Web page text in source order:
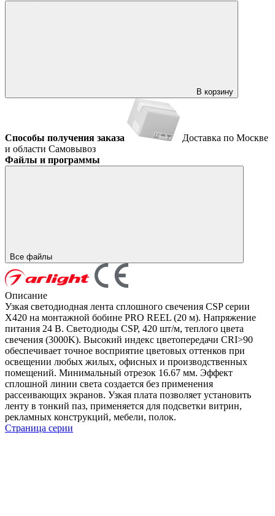
В корзину
Способы получения заказа
Доставка по Москве
и области Самовывоз
Файлы и программы
Все файлы
Описание
Узкая светодиодная лента сплошного свечения CSP серии
X420 на монтажной бобине PRO REEL (20 м). Напряжение
питания 24 В. Светодиоды CSP, 420 шт/м, теплого цвета
свечения (3000K). Высокий индекс цветопередачи CRI>90
обеспечивает точное восприятие цветовых оттенков при
освещении любых жилых, офисных и производственных
помещений. Минимальный отрезок 16.67 мм. Эффект
сплошной линии света создается без применения
рассеивающих экранов. Узкая плата позволяет установить
ленту в тонкий паз, применяется для подсветки витрин,
рекламных конструкций, мебели, полок.
Страница серии